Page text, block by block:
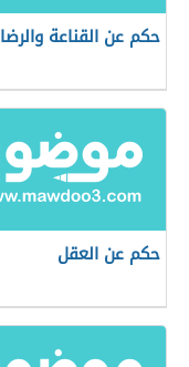
حكم عن القناعة والرضا
حكم عن العقل